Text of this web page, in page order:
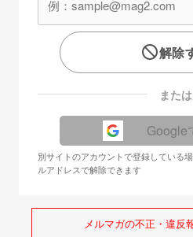
解除
または
Google
別サイトのアカウントで登録している
ルアドレスで解除できます
メルマガの不正・違反